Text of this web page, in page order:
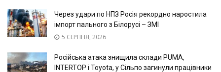
Через удари по НПЗ Росія рекордно наростила
імпорт пального з Білорусі – ЗМІ
5 СЕРПНЯ, 2026
Російська атака знищила склади PUMA,
INTERTOP і Toyota, у Сільпо загинули працівники